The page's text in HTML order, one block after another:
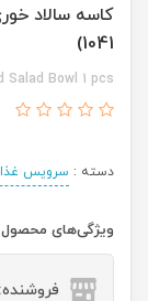
کاسه سالاد
1041)
Salad Bowl 1 pcs
دسته : سرویس
ویژگی‌های محصول